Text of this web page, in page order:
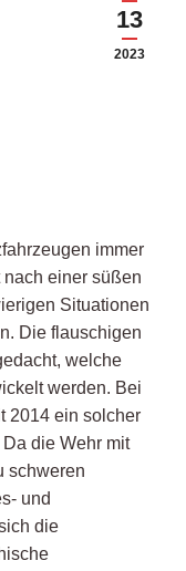
13
2023
immer
nach einer süßen
Situationen
Die flauschigen
welche
werden. Bei
2014 ein solcher
die Wehr mit
schweren
und
die